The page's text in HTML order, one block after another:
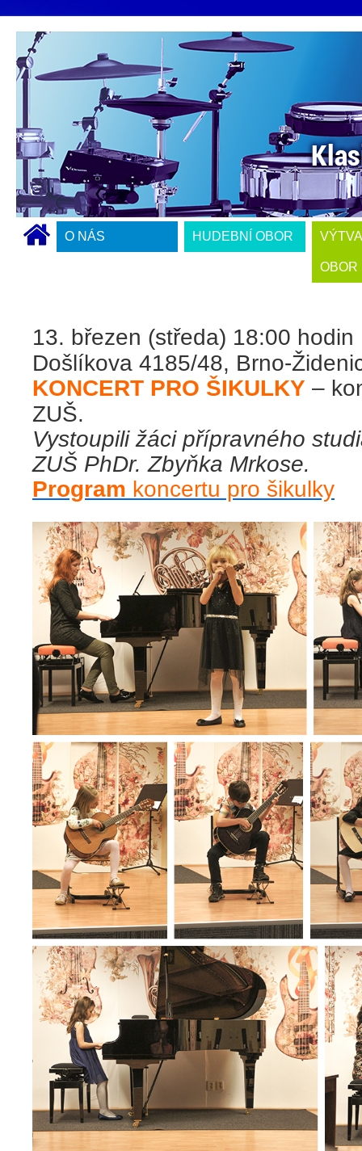
O NÁS HUDEBNÍ OBOR
OBOR
13. březen (středa) 18:00 hodin
Došlíkova 4185/48, Brno-
KONCERT PRO ŠIKULKY –
ZUŠ.
Vystoupili žáci přípravného
ZUŠ PhDr. Zbyňka Mrkose.
Program koncertu pro šikulky